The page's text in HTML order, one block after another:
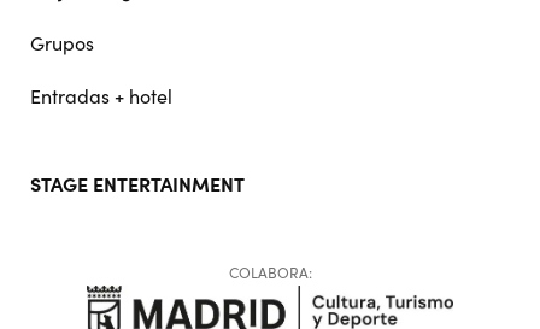
Grupos
Entradas + hotel
STAGE ENTERTAINMENT
COLABORA: